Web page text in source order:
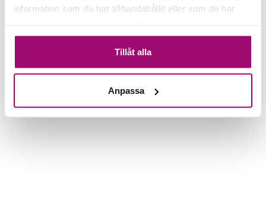
information som du har tillhandahållit eller som de har
Tillåt alla
Anpassa